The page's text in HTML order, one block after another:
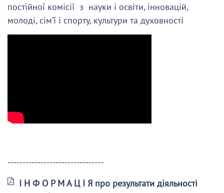
постійної комісії з науки і освіти, інновацій,
молоді, сім’ї і спорту, культури та духовності
--------------------------------
І Н Ф О Р М А Ц І Я про результати діяльності